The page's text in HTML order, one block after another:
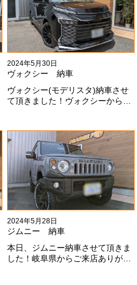
2024年5月30日
ヴォクシー 納車
ヴォクシー(モデリスタ)納車させ
て頂きました！ヴォクシーからヴ
利用頂きありがとうございます
#x1f60a;
2024年5月28日
ジムニー 納車
本日、ジムニー納車させて頂きま
した！岐阜県からご来店ありがと